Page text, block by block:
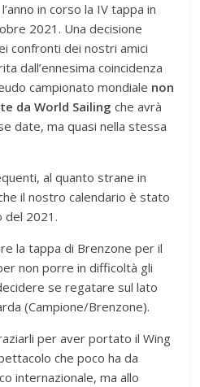
in corso la IV tappa in
2021. Una decisione
confronti dei nostri amici
dall’ennesima coincidenza
campionato mondiale non
da World Sailing che avrà
date, ma quasi nella stessa
al quanto strane in
il nostro calendario è stato
del 2021.
la tappa di Brenzone per il
non porre in difficoltà gli
se regatare sul lato
(Campione/Brenzone).
per aver portato il Wing
che poco ha da
internazionale, ma allo